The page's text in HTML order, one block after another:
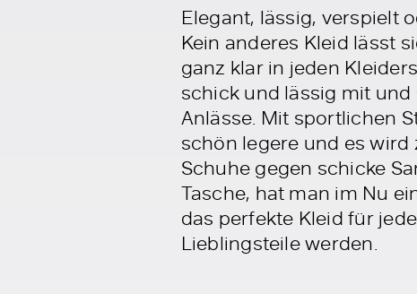
Elegant, lässig, verspielt
Kein anderes Kleid lässt
ganz klar in jeden
schick und lässig mit
Anlässe. Mit sportlichen
schön legere und es
Schuhe gegen schicke
Tasche, hat man im Nu
das perfekte Kleid für
Lieblingsteile werden.